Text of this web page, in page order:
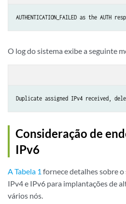
AUTHENTICATION_FAILED as the AUTH
O log do sistema exibe a seguinte
Duplicate assigned IPv4 received,
Consideração de
IPv6
A Tabela 1 fornece detalhes sobre
IPv4 e IPv6 para implantações de
vários nós.